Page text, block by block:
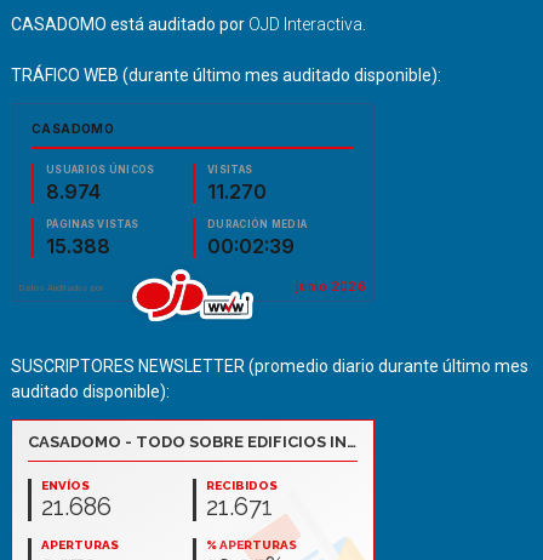
CASADOMO está auditado por OJD Interactiva.
TRÁFICO WEB (durante último mes auditado disponible):
SUSCRIPTORES NEWSLETTER (promedio diario durante último mes
auditado disponible):